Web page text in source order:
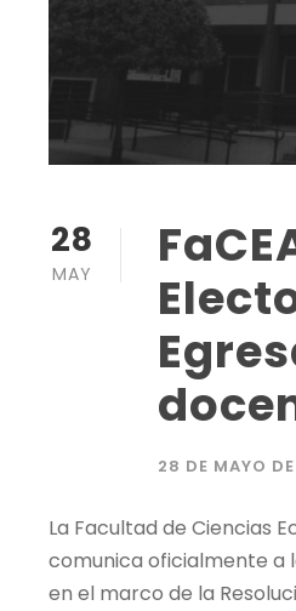
28
MAY
28 DE MAYO
La Facultad de Ciencias
comunica oficialmente a
en el marco de la